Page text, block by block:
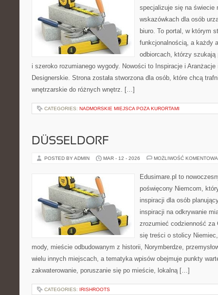
specjalizuje się na świecie
wskazówkach dla osób
biuro. To portal, w którym
funkcjonalnością, a każdy
odbiorcach, którzy szukają
i szeroko rozumianego wygody. Nowości to Inspiracje i
Designerskie. Strona została stworzona dla osób, które chcą
wnętrzarskie do różnych wnętrz. […]
CATEGORIES: NADMORSKIE MIEJSCA POZA KURORTAMI
DÜSSELDORF
POSTED BY ADMIN MAR - 12 - 2026 MOŻLIWOŚĆ
Edusimare.pl to
poświęcony Niemcom,
inspiracji dla osób
inspiracji na odkrywanie
zrozumieć codzienność za
się treści o stolicy
mody, mieście odbudowanym z historii, Norymberdze,
wielu innych miejscach, a tematyka wpisów obejmuje punkty
zakwaterowanie, poruszanie się po mieście, lokalną […]
CATEGORIES: IRISHROOTS